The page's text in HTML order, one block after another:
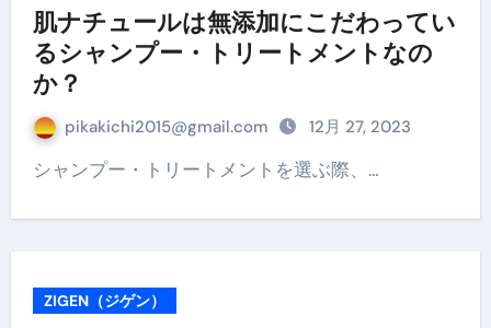
肌ナチュールは無添加にこだわってい
るシャンプー・トリートメントなの
か？
pikakichi2015@gmail.com 12月 27, 2023
シャンプー・トリートメントを選ぶ際、…
ZIGEN（ジゲン）